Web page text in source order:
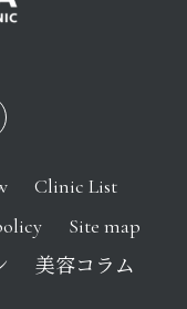
Clinic List
Site map
美容コラム